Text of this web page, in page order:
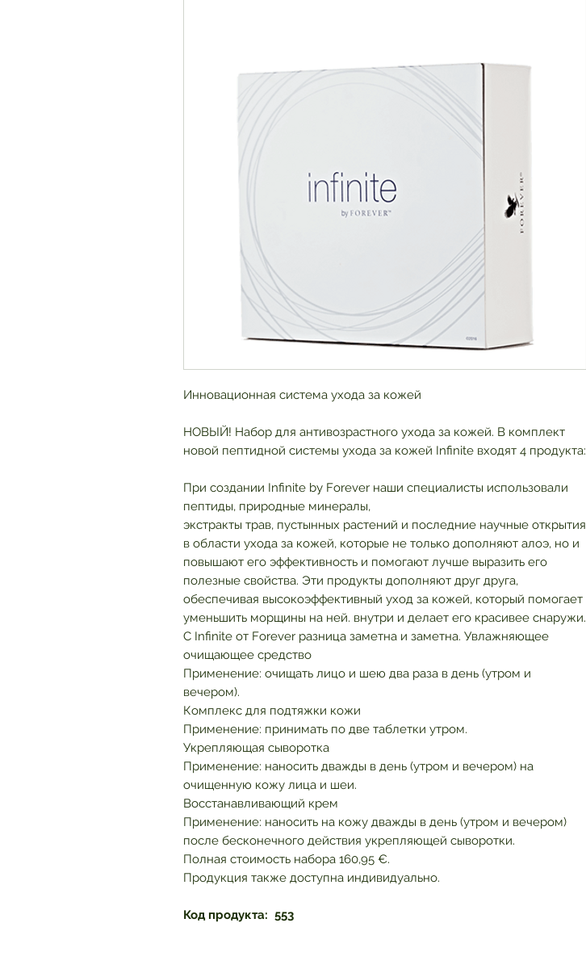
Инновационная система ухода за кожей
НОВЫЙ! Набор для антивозрастного ухода за кожей. В комплект
новой пептидной системы ухода за кожей Infinite входят 4 продукта:
При создании Infinite by Forever наши специалисты использовали
пептиды, природные минералы,
экстракты трав, пустынных растений и последние научные открытия
в области ухода за кожей, которые не только дополняют алоэ, но и
повышают его эффективность и помогают лучше выразить его
полезные свойства. Эти продукты дополняют друг друга,
обеспечивая высокоэффективный уход за кожей, который помогает
уменьшить морщины на ней. внутри и делает его красивее снаружи.
С Infinite от Forever разница заметна и заметна. Увлажняющее
очищающее средство
Применение: очищать лицо и шею два раза в день (утром и
вечером).
Комплекс для подтяжки кожи
Применение: принимать по две таблетки утром.
Укрепляющая сыворотка
Применение: наносить дважды в день (утром и вечером) на
очищенную кожу лица и шеи.
Восстанавливающий крем
Применение: наносить на кожу дважды в день (утром и вечером)
после бесконечного действия укрепляющей сыворотки.
Полная стоимость набора 160,95 €.
Продукция также доступна индивидуально.
Код продукта: 553